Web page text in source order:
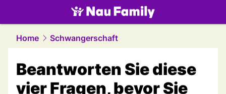
family.NAU.ch
Home Schwangerschaft
Beantworten Sie diese
vier Fragen, bevor Sie